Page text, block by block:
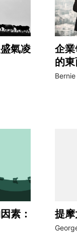
氣凌
企
的
素：
提